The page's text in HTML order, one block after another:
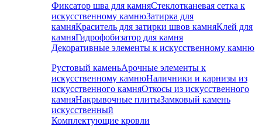
Фиксатор шва для камняСтеклотканевая сетка к
искусственному камнюЗатирка для
камняКраситель для затирки швов камняКлей для
камняГидрофобизатор для камня
Декоративные элементы к искусственному камню
Рустовый каменьАрочные элементы к
искусственному камнюНаличники и карнизы из
искусственного камняОткосы из искусственного
камняНакрывочные плитыЗамковый камень
искусственный
Комплектующие кровли